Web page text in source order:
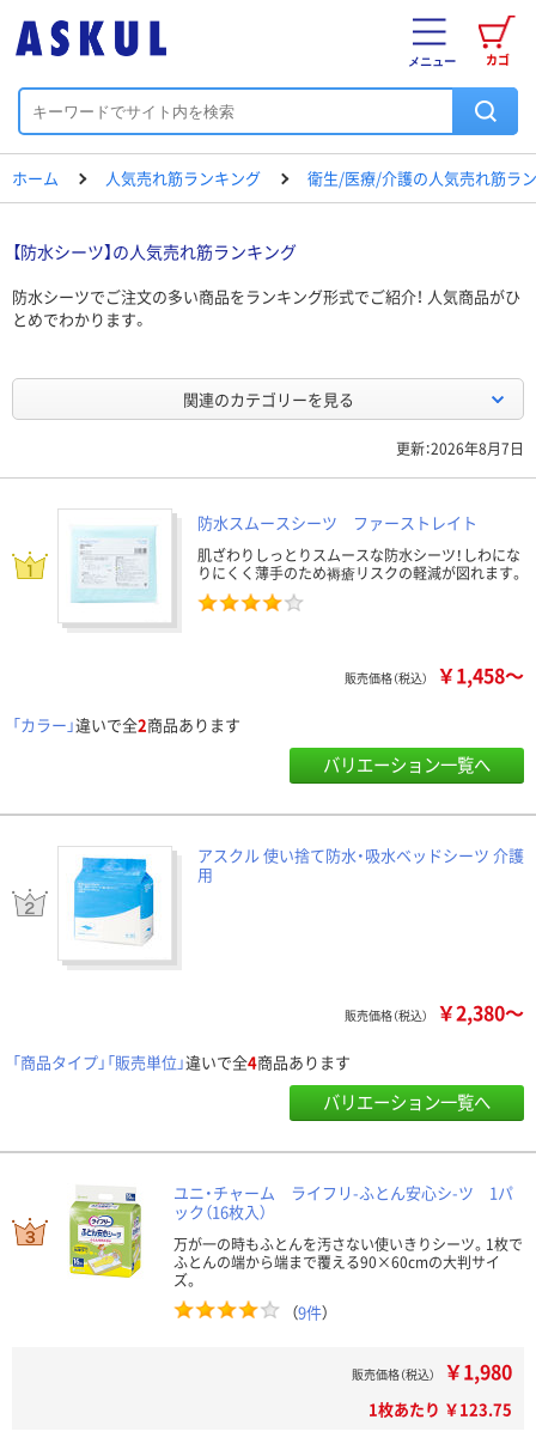
カゴ
メニュー
ホーム 人気売れ筋ランキング 衛生/医療/介護の人気売れ筋ラ
【防水シーツ】の人気売れ筋ランキング
防水シーツでご注文の多い商品をランキング形式でご紹介！ 人気商品がひ
とめでわかります。
関連のカテゴリーを見る
更新：2026年8月7日
防水スムースシーツ ファーストレイト
肌ざわりしっとりスムースな防水シーツ！しわにな
りにくく薄手のため褥瘡リスクの軽減が図れます。
販売価格（税込） ￥1,458～
「カラー」違いで全2商品あります
バリエーション一覧へ
アスクル 使い捨て防水・吸水ベッドシーツ 介護
用
販売価格（税込） ￥2,380～
「商品タイプ」「販売単位」違いで全4商品あります
バリエーション一覧へ
ユニ・チャーム ライフリ-ふとん安心シ-ツ 1パ
ック（16枚入）
万が一の時もふとんを汚さない使いきりシーツ。1枚で
ふとんの端から端まで覆える90×60cmの大判サイ
ズ。
（9件）
販売価格（税込） ￥1,980
1枚あたり ￥123.75